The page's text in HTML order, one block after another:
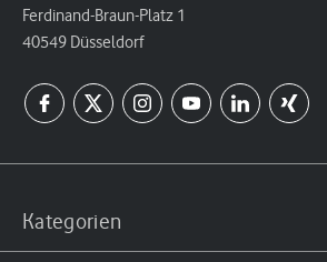
Ferdinand-Braun-Platz 1
40549 Düsseldorf
Kategorien